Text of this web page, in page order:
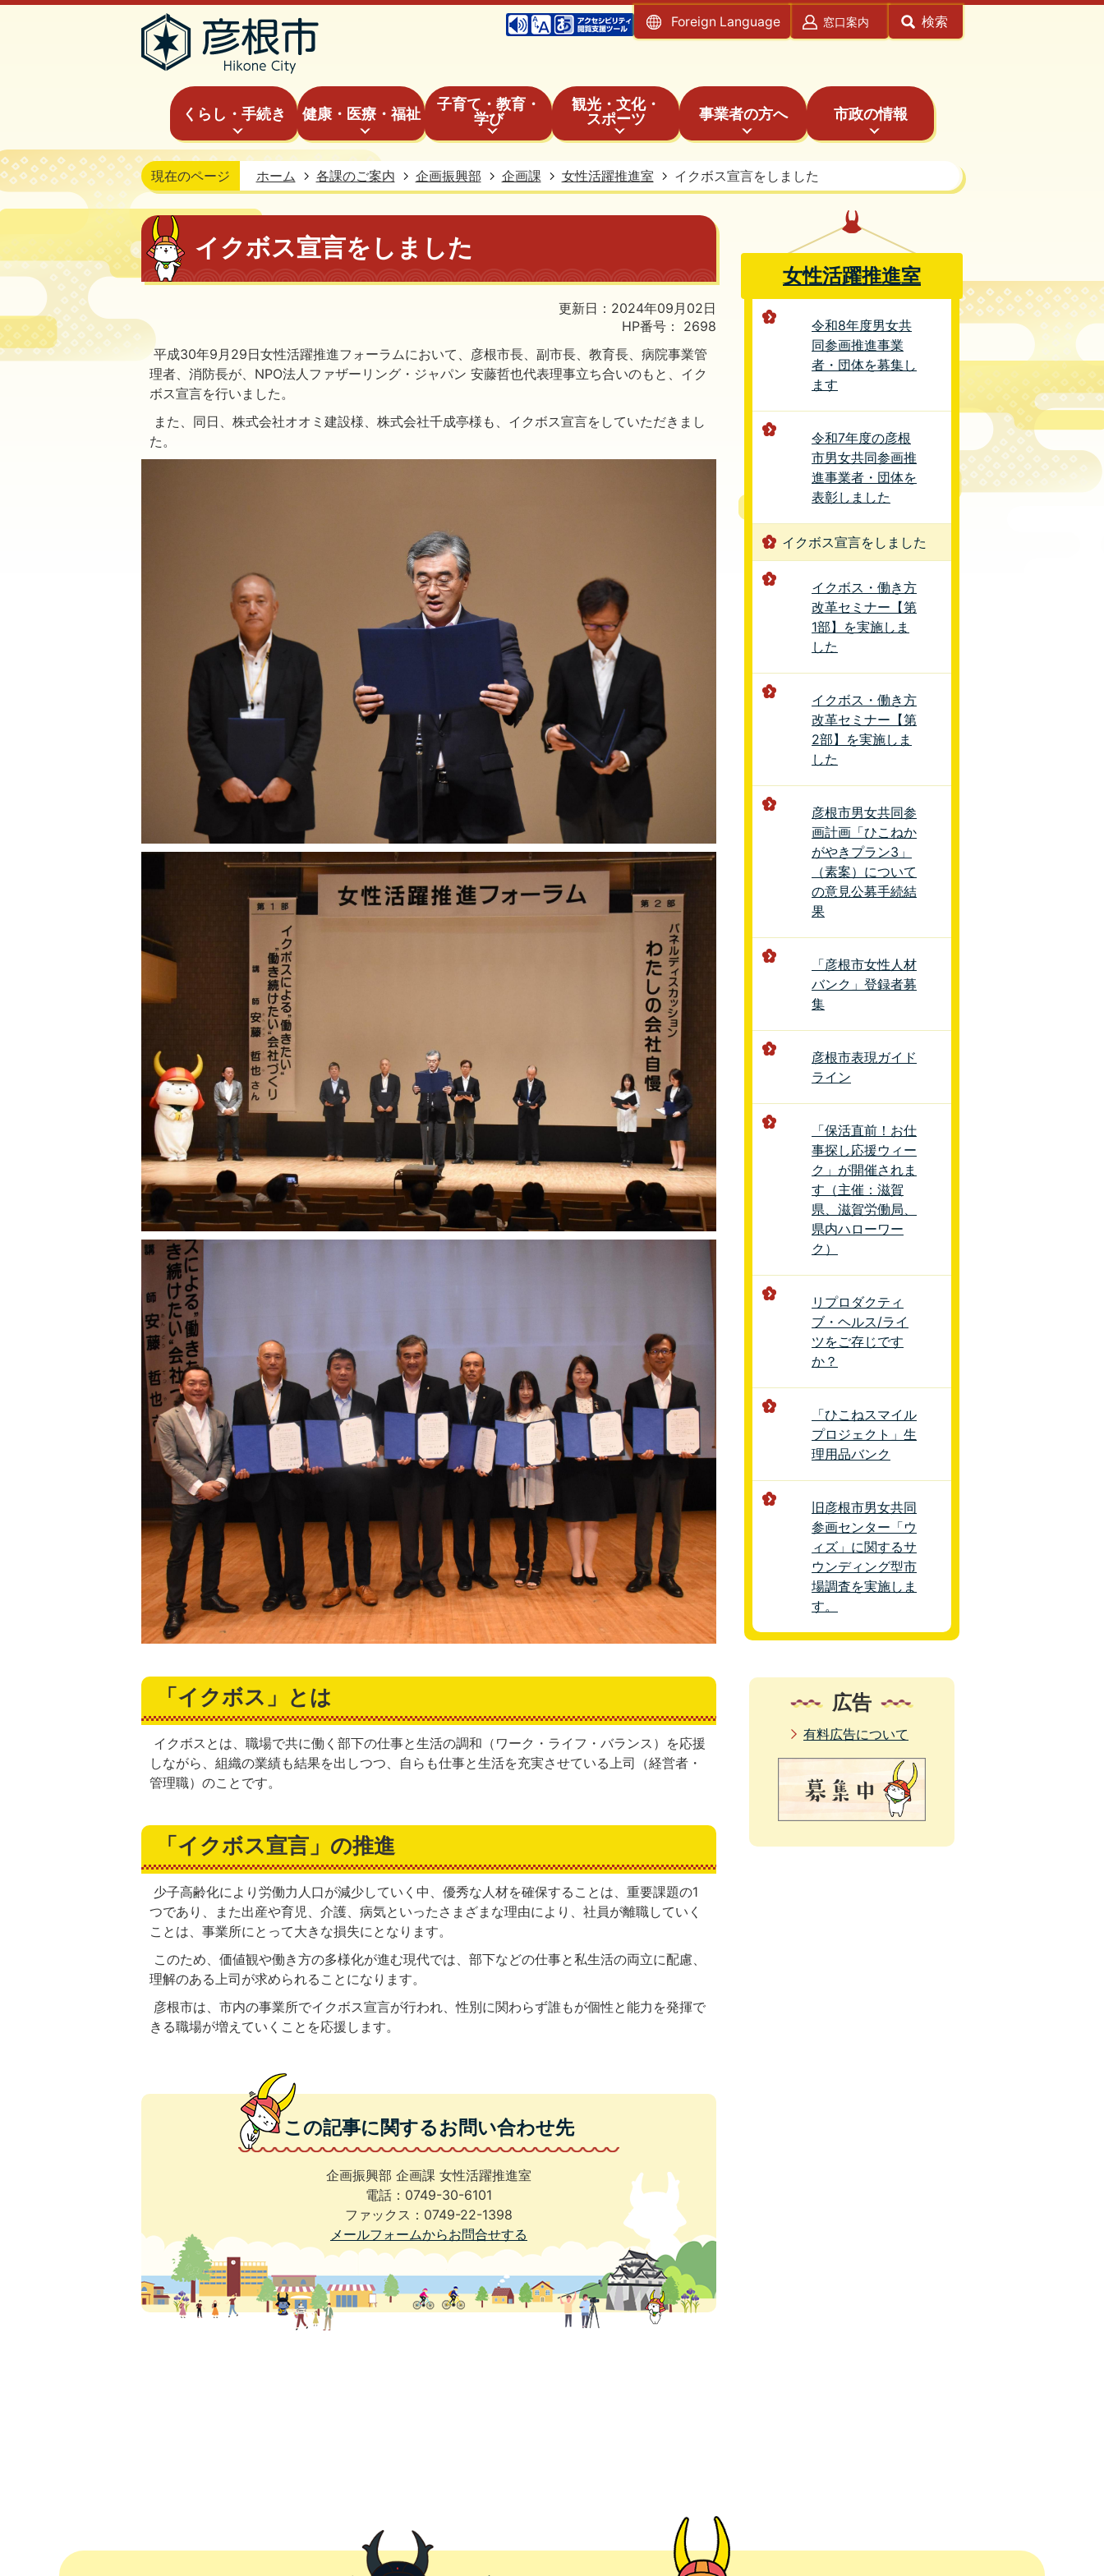
Foreign Language 窓口案内 検索
くらし・手続き 健康・医療・福祉
子育て・教育・
学び
観光・文化・
スポーツ
事業者の方へ 市政の情報
現在のページ ホーム 各課のご案内 企画振興部 企画課 女性活躍推進室 イクボス宣言をしました
イクボス宣言をしました
更新日：2024年09月02日
HP番号：
2698
平成30年9月29日女性活躍推進フォーラムにおいて、彦根市長、副市長、教育長、病院事業管
理者、消防長が、NPO法人ファザーリング・ジャパン 安藤哲也代表理事立ち合いのもと、イク
ボス宣言を行いました。
また、同日、株式会社オオミ建設様、株式会社千成亭様も、イクボス宣言をしていただきまし
た。
「イクボス」とは
イクボスとは、職場で共に働く部下の仕事と生活の調和（ワーク・ライフ・バランス）を応援
しながら、組織の業績も結果を出しつつ、自らも仕事と生活を充実させている上司（経営者・
管理職）のことです。
「イクボス宣言」の推進
少子高齢化により労働力人口が減少していく中、優秀な人材を確保することは、重要課題の1
つであり、また出産や育児、介護、病気といったさまざまな理由により、社員が離職していく
ことは、事業所にとって大きな損失にとなります。
このため、価値観や働き方の多様化が進む現代では、部下などの仕事と私生活の両立に配慮、
理解のある上司が求められることになります。
彦根市は、市内の事業所でイクボス宣言が行われ、性別に関わらず誰もが個性と能力を発揮で
きる職場が増えていくことを応援します。
この記事に関するお問い合わせ先
企画振興部 企画課 女性活躍推進室
電話：0749-30-6101
ファックス：0749-22-1398
メールフォームからお問合せする
女性活躍推進室
令和8年度男女共
同参画推進事業
者・団体を募集し
ます
令和7年度の彦根
市男女共同参画推
進事業者・団体を
表彰しました
イクボス宣言をしました
イクボス・働き方
改革セミナー【第
1部】を実施しま
した
イクボス・働き方
改革セミナー【第
2部】を実施しま
した
彦根市男女共同参
画計画「ひこねか
がやきプラン3」
（素案）について
の意見公募手続結
果
「彦根市女性人材
バンク」登録者募
集
彦根市表現ガイド
ライン
「保活直前！お仕
事探し応援ウィー
ク」が開催されま
す（主催：滋賀
県、滋賀労働局、
県内ハローワー
ク）
リプロダクティ
ブ・ヘルス/ライ
ツをご存じです
か？
「ひこねスマイル
プロジェクト」生
理用品バンク
旧彦根市男女共同
参画センター「ウ
ィズ」に関するサ
ウンディング型市
場調査を実施しま
す。
広告
有料広告について